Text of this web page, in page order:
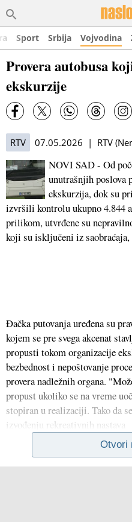
Sport Srbija Vojvodina
Provera autobusa
ekskurzije
RTV 07.05.2026 | RTV
NOVI SAD - Od
unutrašnjih poslova
ekskurzija, dok su
izvršili kontrolu ukupno 4.844
prilikom, utvrđene su
koji su isključeni iz saobraćaja,
Đačka putovanja uređena su
kojem se pre svega akcenat
propusti tokom organizacije
bezbednost i nepoštovanje
provera nadležnih organa.
propust ukoliko se na vreme
stopiran u realizaciji. Tako da
izvođenju rekreativnih nastava
Otvori